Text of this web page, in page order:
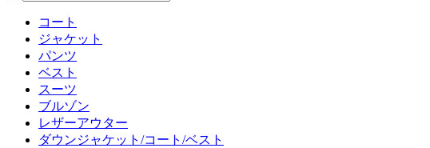
コート
ジャケット
パンツ
ベスト
スーツ
ブルゾン
レザーアウター
ダウンジャケット/コート/ベスト